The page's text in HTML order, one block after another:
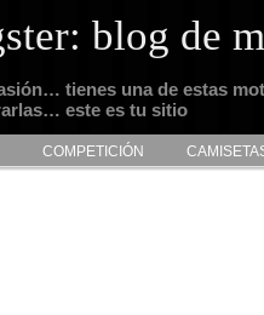
blog de
tienes una de estas
este es tu sitio
COMPETICIÓN